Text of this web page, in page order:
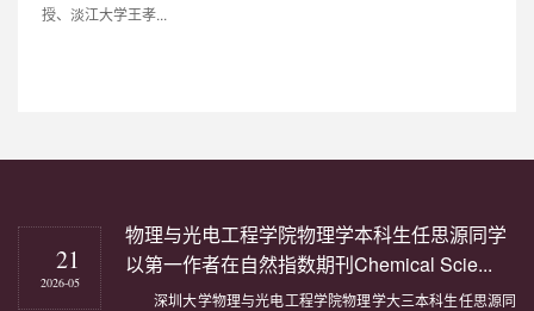
授、淡江大学王孝...
21
2026-05
物理与光电工程学院物理学本科生任思源同学
以第一作者在自然指数期刊Chemical Scie...
深圳大学物理与光电工程学院物理学大三本科生任思源同